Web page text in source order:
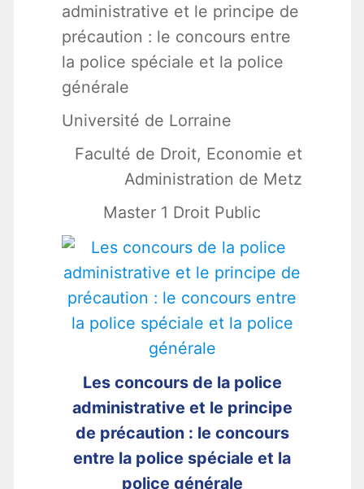
administrative et le principe de
précaution : le concours entre
la police spéciale et la police
générale
Université de Lorraine
Faculté de Droit, Economie et
Administration de Metz
Master 1 Droit Public
Les concours de la police
administrative et le principe
de précaution : le concours
entre la police spéciale et la
police générale